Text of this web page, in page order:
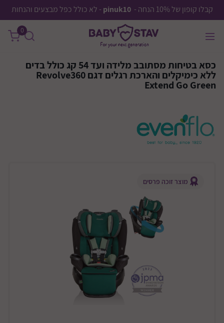
קבלו קופון של 10% הנחה - pinuk10 - לא כולל כפל מבצעים והנחות
0
כסא בטיחות מסתובב מלידה ועד 54 קג כולל בדים
ללא כימיקלים והארכת רגלים דגם Revolve360
Extend Go Green
מוצר זוכה פרסים